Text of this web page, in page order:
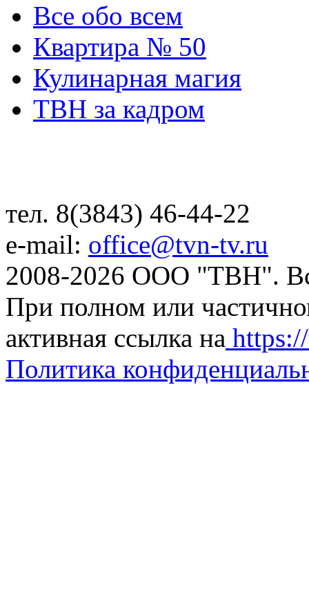
Все обо всем
Квартира № 50
Кулинарная магия
ТВН за кадром
тел. 8(3843) 46-44-22
e-mail: office@tvn-tv.ru
2008-2026 ООО "ТВН".
При полном или
активная ссылка на
Политика